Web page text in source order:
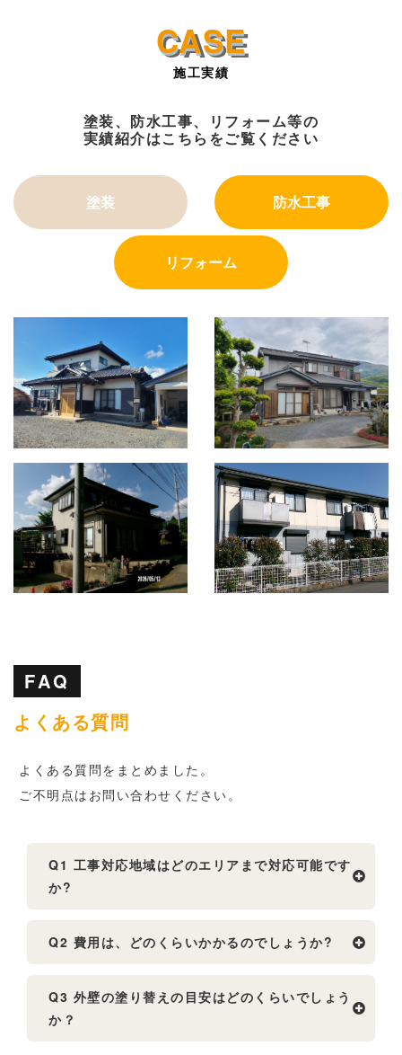
施工実績
塗装、防水工事、リフォーム等の
実績紹介はこちらをご覧ください
塗装 防水工事
リフォーム
FAQ
よくある質問
よくある質問をまとめました。
ご不明点はお問い合わせください。
Q1 工事対応地域はどのエリアまで対応可能です
か?
Q2 費用は、どのくらいかかるのでしょうか?
Q3 外壁の塗り替えの目安はどのくらいでしょう
か？